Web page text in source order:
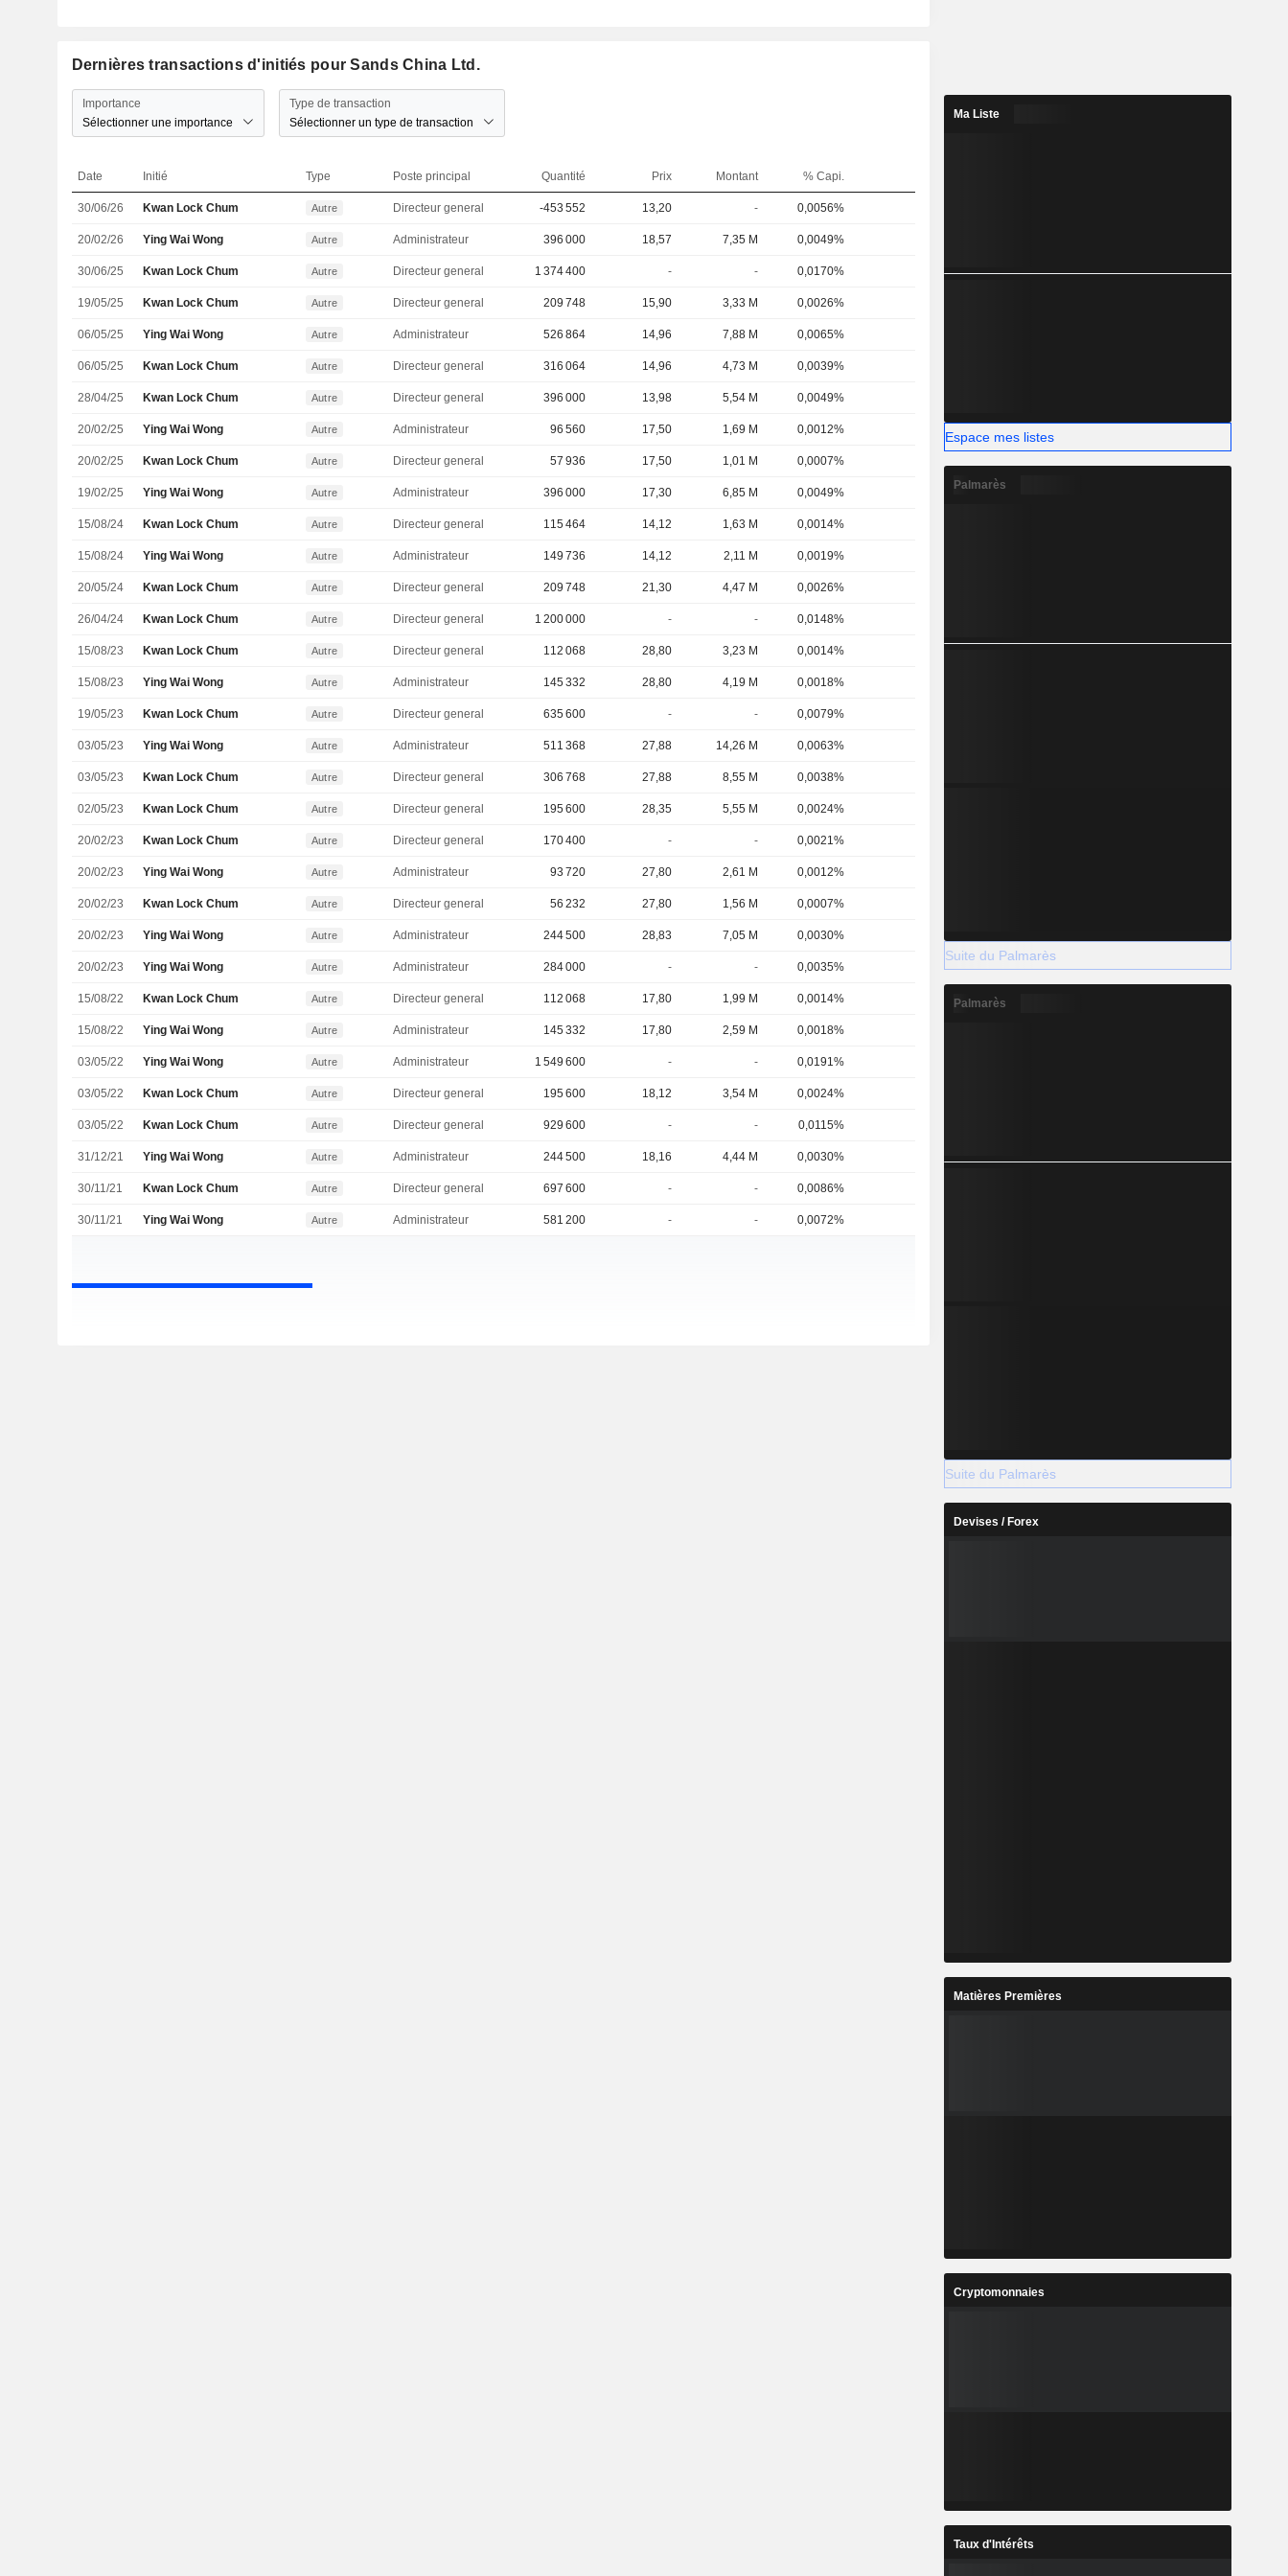
Dernières transactions d'initiés pour Sands China Ltd.
Importance
Sélectionner une importance
Type de transaction
Sélectionner un type de transaction
Date Initié Type Poste principal Quantité Prix Montant % Capi.
30/06/26 Kwan Lock Chum Autre Directeur general -453 552 13,20 - 0,0056%
20/02/26 Ying Wai Wong Autre Administrateur 396 000 18,57 7,35 M 0,0049%
30/06/25 Kwan Lock Chum Autre Directeur general 1 374 400 - - 0,0170%
19/05/25 Kwan Lock Chum Autre Directeur general 209 748 15,90 3,33 M 0,0026%
06/05/25 Ying Wai Wong Autre Administrateur 526 864 14,96 7,88 M 0,0065%
06/05/25 Kwan Lock Chum Autre Directeur general 316 064 14,96 4,73 M 0,0039%
28/04/25 Kwan Lock Chum Autre Directeur general 396 000 13,98 5,54 M 0,0049%
20/02/25 Ying Wai Wong Autre Administrateur 96 560 17,50 1,69 M 0,0012%
20/02/25 Kwan Lock Chum Autre Directeur general 57 936 17,50 1,01 M 0,0007%
19/02/25 Ying Wai Wong Autre Administrateur 396 000 17,30 6,85 M 0,0049%
15/08/24 Kwan Lock Chum Autre Directeur general 115 464 14,12 1,63 M 0,0014%
15/08/24 Ying Wai Wong Autre Administrateur 149 736 14,12 2,11 M 0,0019%
20/05/24 Kwan Lock Chum Autre Directeur general 209 748 21,30 4,47 M 0,0026%
26/04/24 Kwan Lock Chum Autre Directeur general 1 200 000 - - 0,0148%
15/08/23 Kwan Lock Chum Autre Directeur general 112 068 28,80 3,23 M 0,0014%
15/08/23 Ying Wai Wong Autre Administrateur 145 332 28,80 4,19 M 0,0018%
19/05/23 Kwan Lock Chum Autre Directeur general 635 600 - - 0,0079%
03/05/23 Ying Wai Wong Autre Administrateur 511 368 27,88 14,26 M 0,0063%
03/05/23 Kwan Lock Chum Autre Directeur general 306 768 27,88 8,55 M 0,0038%
02/05/23 Kwan Lock Chum Autre Directeur general 195 600 28,35 5,55 M 0,0024%
20/02/23 Kwan Lock Chum Autre Directeur general 170 400 - - 0,0021%
20/02/23 Ying Wai Wong Autre Administrateur 93 720 27,80 2,61 M 0,0012%
20/02/23 Kwan Lock Chum Autre Directeur general 56 232 27,80 1,56 M 0,0007%
20/02/23 Ying Wai Wong Autre Administrateur 244 500 28,83 7,05 M 0,0030%
20/02/23 Ying Wai Wong Autre Administrateur 284 000 - - 0,0035%
15/08/22 Kwan Lock Chum Autre Directeur general 112 068 17,80 1,99 M 0,0014%
15/08/22 Ying Wai Wong Autre Administrateur 145 332 17,80 2,59 M 0,0018%
03/05/22 Ying Wai Wong Autre Administrateur 1 549 600 - - 0,0191%
03/05/22 Kwan Lock Chum Autre Directeur general 195 600 18,12 3,54 M 0,0024%
03/05/22 Kwan Lock Chum Autre Directeur general 929 600 - - 0,0115%
31/12/21 Ying Wai Wong Autre Administrateur 244 500 18,16 4,44 M 0,0030%
30/11/21 Kwan Lock Chum Autre Directeur general 697 600 - - 0,0086%
30/11/21 Ying Wai Wong Autre Administrateur 581 200 - - 0,0072%
Ma Liste
Espace mes listes
Palmarès
Suite du Palmarès
Palmarès
Suite du Palmarès
Devises / Forex
Matières Premières
Cryptomonnaies
Taux d'Intérêts